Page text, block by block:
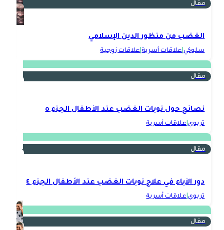
مقال
الغضب من منظور الدين الإسلامي
سلوكي|علاقات أسرية|علاقات زوجية
مقال
نصائح حول نوبات الغضب عند الأطفال الجزء ٥
تربوي|علاقات أسرية
مقال
دور الآباء في علاج نوبات الغضب عند الأطفال الجزء ٤
تربوي|علاقات أسرية
مقال